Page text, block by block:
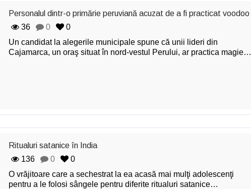
Personalul dintr-o primărie peruviană acuzat de a fi practicat voodoo
36
0
0
Un candidat la alegerile municipale spune că unii lideri din
Cajamarca, un oraş situat în nord-vestul Perului, ar practica magie…
Ritualuri satanice în India
136
0
0
O vrăjitoare care a sechestrat la ea acasă mai mulţi adolescenţi
pentru a le folosi sângele pentru diferite ritualuri satanice…